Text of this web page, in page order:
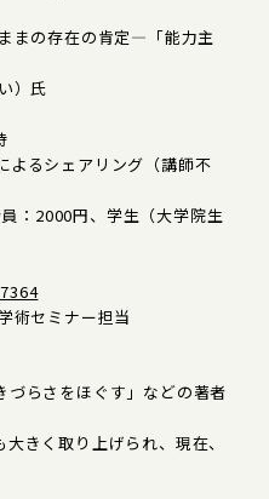
まの存在の肯定―「能力主
）氏
るシェアリング（講師不
：2000円、学生（大学院生
術セミナー担当
らさをほぐす」などの著者
きく取り上げられ、現在、